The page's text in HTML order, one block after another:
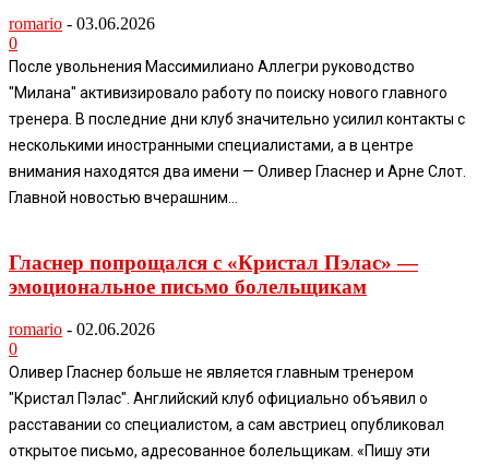
romario - 03.06.2026
0
После увольнения Массимилиано Аллегри руководство
"Милана" активизировало работу по поиску нового главного
тренера. В последние дни клуб значительно усилил контакты с
несколькими иностранными специалистами, а в центре
внимания находятся два имени — Оливер Гласнер и Арне Слот.
Главной новостью вчерашним...
Гласнер попрощался с «Кристал Пэлас» —
эмоциональное письмо болельщикам
romario - 02.06.2026
0
Оливер Гласнер больше не является главным тренером
"Кристал Пэлас". Английский клуб официально объявил о
расставании со специалистом, а сам австриец опубликовал
открытое письмо, адресованное болельщикам. «Пишу эти